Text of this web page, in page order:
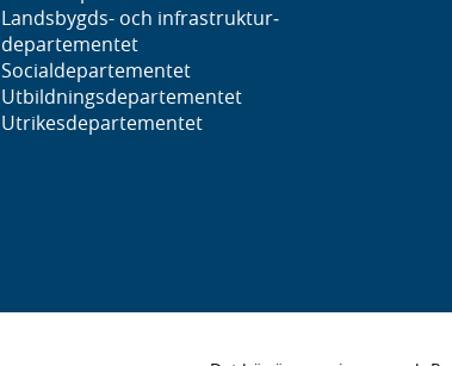
Landsbygds- och infrastruktur­
departementet
Social­departementet
Utbildnings­departementet
Utrikes­departementet